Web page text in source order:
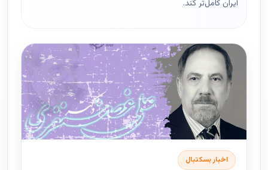
ایران کامل‌تر کند.
اخبار بسکتبال